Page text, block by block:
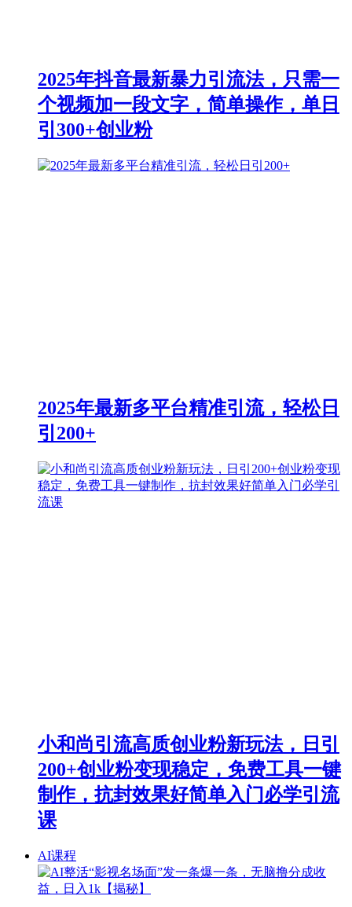
2025年抖音最新暴力引流法，只需一
个视频加一段文字，简单操作，单日
引300+创业粉
2025年最新多平台精准引流，轻松日
引200+
小和尚引流高质创业粉新玩法，日引
200+创业粉变现稳定，免费工具一键
制作，抗封效果好简单入门必学引流
课
AI课程